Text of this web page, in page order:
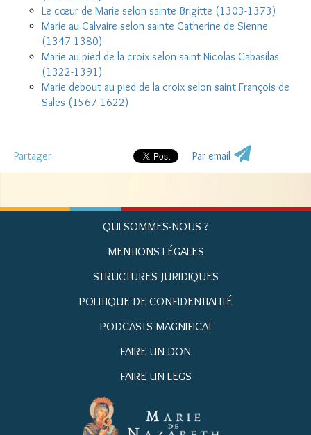
Le cœur de Marie selon sainte Brigitte (1303-1373)
Marie au Calvaire selon sainte Catherine de Sienne
(1347-1380)
Marie au pied de la croix selon saint Nicolas Cabasilas
(1322-1391)
Marie debout au pied de la croix selon saint François de
Sales (1567-1622)
Partager Par email
QUI SOMMES-NOUS ?
MENTIONS LÉGALES
STRUCTURES JURIDIQUES
POLITIQUE DE CONFIDENTIALITÉ
PODCASTS MAGNIFICAT
FAIRE UN DON
FAIRE UN LEGS